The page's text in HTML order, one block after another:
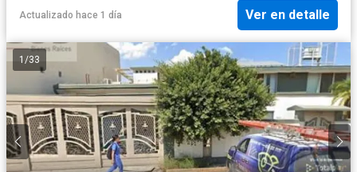
Actualizado hace 1 día Ver en detalle
1 /33